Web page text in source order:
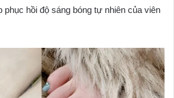
phục hồi độ sáng bóng tự nhiên của viên